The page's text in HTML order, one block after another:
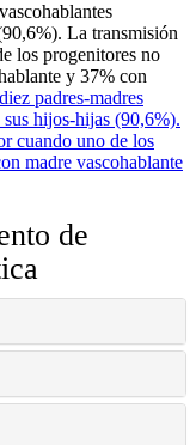
La transmisión
los progenitores no
y 37% con
padres-madres
hijos-hijas (90,6%).
cuando uno de los
madre vascohablante
de